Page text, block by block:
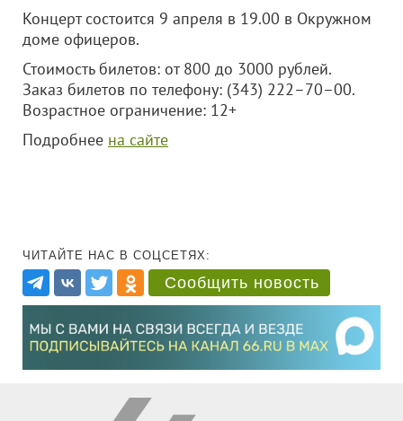
Концерт состоится 9 апреля в 19.00 в Окружном
доме офицеров.
Стоимость билетов: от 800 до 3000 рублей.
Заказ билетов по телефону: (343) 222–70–00.
Возрастное ограничение: 12+
Подробнее на сайте
ЧИТАЙТЕ НАС В СОЦСЕТЯХ:
Сообщить новость